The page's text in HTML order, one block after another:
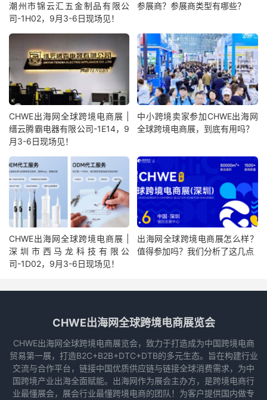
潮州市锦云汇五金制品有限公
司-1H02，9月3-6日现场见！
参展商？参展商类型有哪些？
CHWE出海网全球跨境电商展 |
缙云腾霸电器有限公司-1E14，9
月3-6日现场见！
中小跨境卖家参加CHWE出海网
全球跨境电商展，到底有用吗？
CHWE出海网全球跨境电商展 |
深圳市西马龙科技有限公
司-1D02，9月3-6日现场见！
出海网全球跨境电商展怎么样？
值得参加吗？我们分析了这几点
CHWE出海网全球跨境电商展览会
CHWE出海网全球跨境电商展览会，致力于打造成为中国跨境电商
贸易第一展，打造B2C+B2B+DTC+DTB的多元生态。旨在构建行业
交流与合作平台，链接中国优质供应链与链接全球消费需求，为中
国跨境产业出海全面赋能。出海网作为展会主办方，是跨境电商行
业最懂展会，展会行业最懂跨境电商的团队！为客户提供国内做专